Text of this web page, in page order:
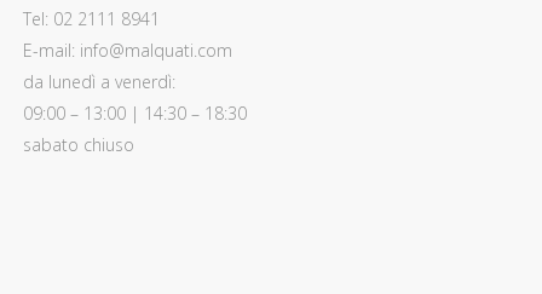
Tel: 02 2111 8941
E-mail: info@malquati.com
da lunedì a venerdì:
09:00 – 13:00 | 14:30 – 18:30
sabato chiuso